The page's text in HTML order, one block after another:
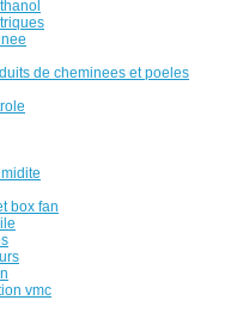
de cheminees et poeles
box fan
vmc